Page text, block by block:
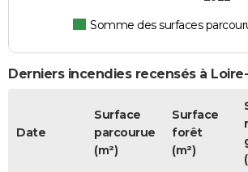
Somme des surfaces
Derniers incendies recensés à
Date
Surface
parcourue
(m²)
Surface
forêt
(m²)